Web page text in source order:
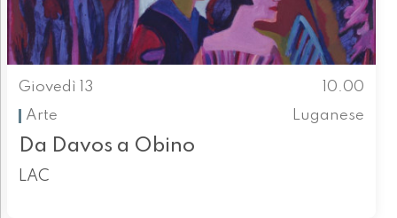
Giovedì 13
10.00
Arte
Luganese
Da Davos a Obino
LAC